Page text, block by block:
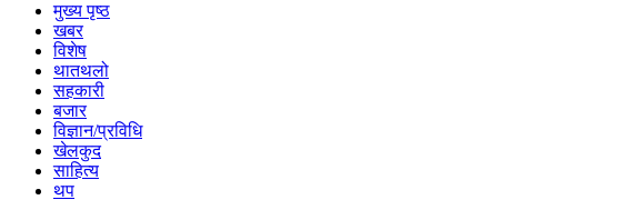
मुख्य पृष्ठ
खबर
विशेष
थातथलो
सहकारी
बजार
विज्ञान/प्रविधि
खेलकुद
साहित्य
थप